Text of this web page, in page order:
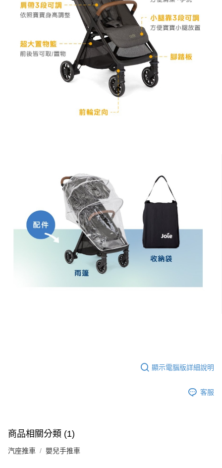
顯示電腦版詳細說明
客服
商品相關分類 (1)
汽座推車 嬰兒手推車